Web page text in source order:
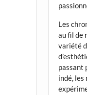
Les
au fil de
variété
passant
indé, les